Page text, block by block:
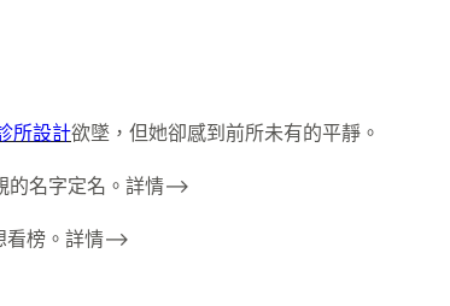
所設計欲墜，但她卻感到前所未有的平靜。
的名字定名。詳情–>
看榜。詳情–>